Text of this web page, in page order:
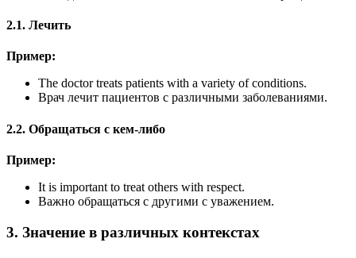
2.1. Лечить
Пример:
The doctor treats patients with a variety of conditions.
Врач лечит пациентов с различными заболеваниями.
2.2. Обращаться с кем-либо
Пример:
It is important to treat others with respect.
Важно обращаться с другими с уважением.
3. Значение в различных контекстах